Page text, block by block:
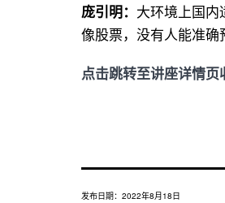
庞引明： 大环境上国
像股票，没有人能准确
点击跳转至讲座详情
发布日期： 2022年8月18日